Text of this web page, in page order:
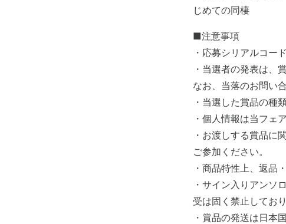
じめての同棲
■注意事項
・応募シリアルコー
・当選者の発表は、
なお、当落のお問い
・当選した賞品の種
・個人情報は当フェ
・お渡しする賞品に
ご参加ください。
・商品特性上、返品
・サイン入りアンソ
受は固く禁止しており
・賞品の発送は日本